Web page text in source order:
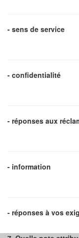
- sens de service
- confidentialité
- réponses aux
- information
- réponses à vos